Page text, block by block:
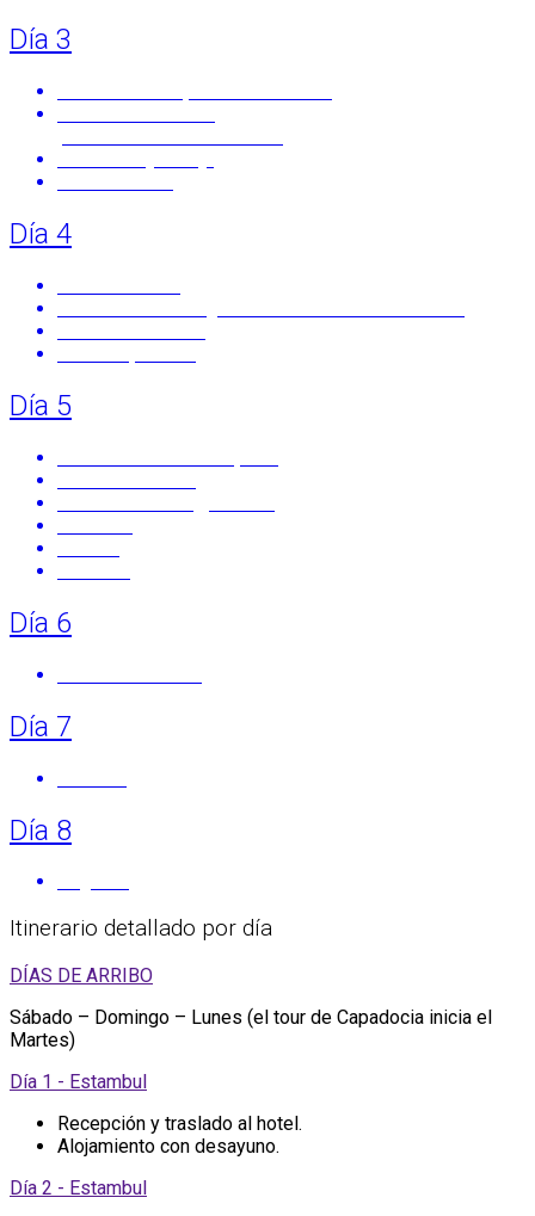
Día 3
Día 4
Día 5
Día 6
Día 7
Día 8
Itinerario detallado por día
DÍAS DE ARRIBO
Sábado – Domingo – Lunes (el tour de Capadocia inicia el
Martes)
Día 1 - Estambul
Recepción y traslado al hotel.
Alojamiento con desayuno.
Día 2 - Estambul